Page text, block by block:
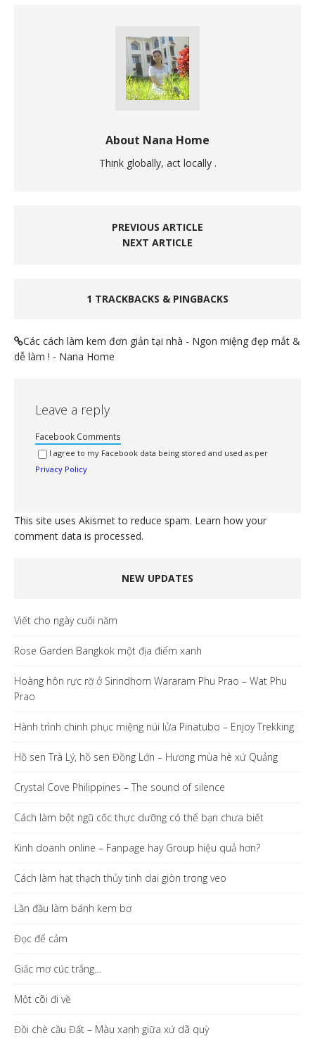
About Nana Home
Think globally, act locally .
PREVIOUS ARTICLE
NEXT ARTICLE
1 TRACKBACKS & PINGBACKS
Các cách làm kem đơn giản tại nhà - Ngon miệng đẹp mắt &
dễ làm ! - Nana Home
Leave a reply
Facebook Comments
I agree to my Facebook data being stored and used as per
Privacy Policy
This site uses Akismet to reduce spam. Learn how your
comment data is processed.
NEW UPDATES
Viết cho ngày cuối năm
Rose Garden Bangkok một địa điểm xanh
Hoàng hôn rực rỡ ở Sirindhorn Wararam Phu Prao – Wat Phu
Prao
Hành trình chinh phục miệng núi lửa Pinatubo – Enjoy Trekking
Hồ sen Trà Lý, hồ sen Đồng Lớn – Hương mùa hè xứ Quảng
Crystal Cove Philippines – The sound of silence
Cách làm bột ngũ cốc thực dưỡng có thể bạn chưa biết
Kinh doanh online – Fanpage hay Group hiệu quả hơn?
Cách làm hạt thạch thủy tinh dai giòn trong veo
Lần đầu làm bánh kem bơ
Đọc để cảm
Giấc mơ cúc trắng…
Một cõi đi về
Đồi chè cầu Đất – Màu xanh giữa xứ dã quỳ